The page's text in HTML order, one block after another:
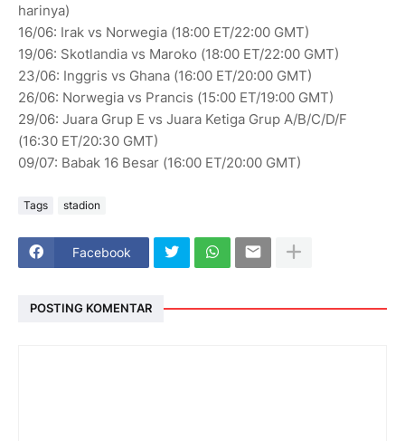
harinya)
16/06: Irak vs Norwegia (18:00 ET/22:00 GMT)
19/06: Skotlandia vs Maroko (18:00 ET/22:00 GMT)
23/06: Inggris vs Ghana (16:00 ET/20:00 GMT)
26/06: Norwegia vs Prancis (15:00 ET/19:00 GMT)
29/06: Juara Grup E vs Juara Ketiga Grup A/B/C/D/F
(16:30 ET/20:30 GMT)
09/07: Babak 16 Besar (16:00 ET/20:00 GMT)
Tags stadion
Facebook
POSTING KOMENTAR